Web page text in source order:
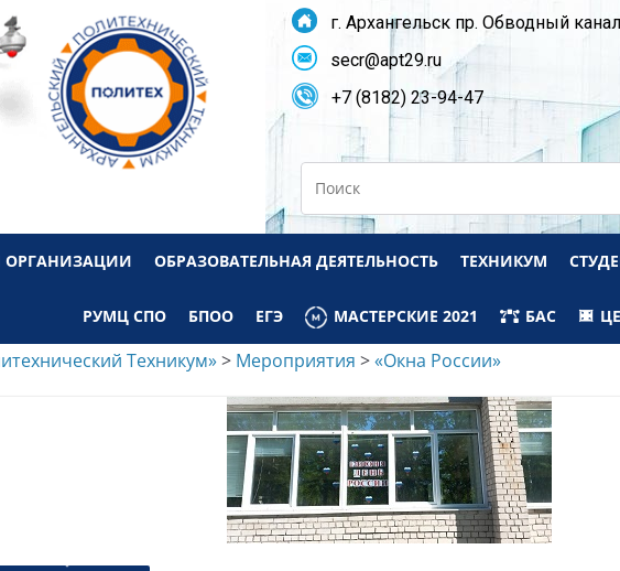
г. Архангельск пр. Обводный
secr@apt29.ru
+7 (8182) 23-94-47
ОРГАНИЗАЦИИ ОБРАЗОВАТЕЛЬНАЯ ДЕЯТЕЛЬНОСТЬ ТЕХНИКУМ
РУМЦ СПО БПОО ЕГЭ МАСТЕРСКИЕ 2021 БАС
Техникум»> Мероприятия >«Окна России»